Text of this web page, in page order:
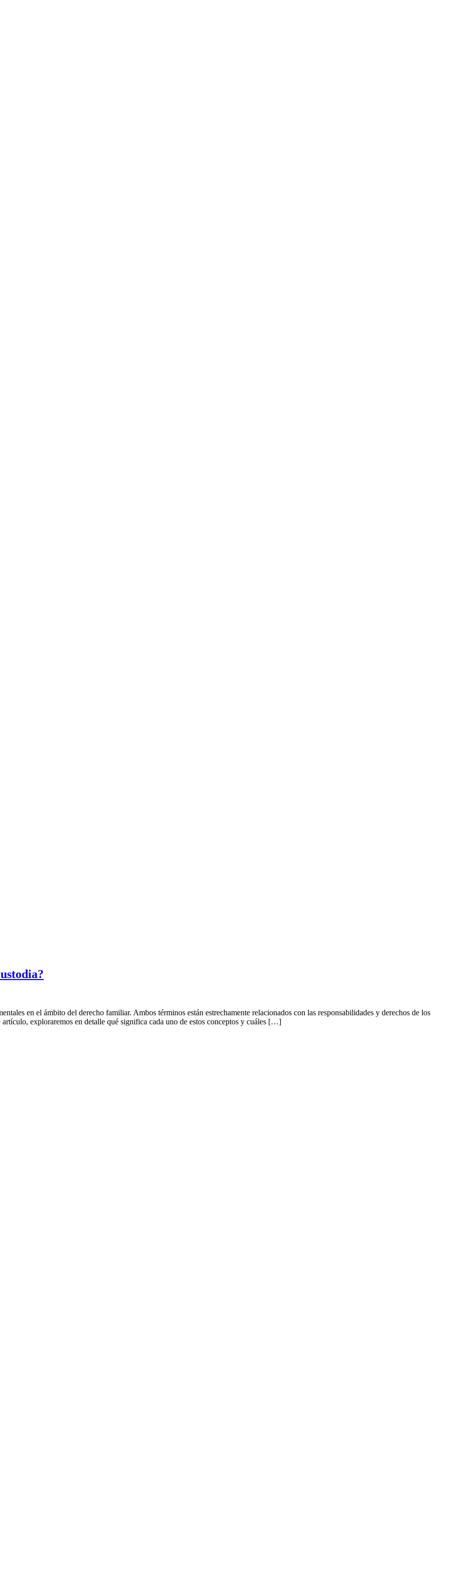
en el ámbito del derecho familiar. Ambos términos están estrechamente relacionados con las responsabilidades y derechos de los
exploraremos en detalle qué significa cada uno de estos conceptos y cuáles […]